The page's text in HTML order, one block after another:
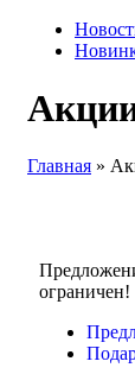
Главная »
ограничен!